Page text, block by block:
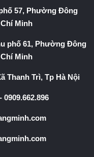
57, Phường Đông
Minh
phố 61, Phường Đông
Minh
Thanh Trì, Tp Hà Nội
0909.662.896